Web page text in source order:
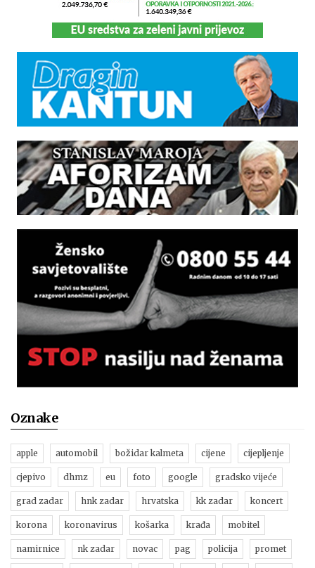
Oznake
apple automobil božidar kalmeta cijene cijepljenje
cjepivo dhmz eu foto google gradsko vijeće
grad zadar hnk zadar hrvatska kk zadar koncert
korona koronavirus košarka krađa mobitel
namirnice nk zadar novac pag policija promet